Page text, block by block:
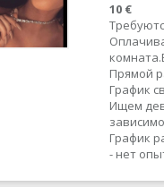
10 €
Прямой
График
Ищем
График
- нет